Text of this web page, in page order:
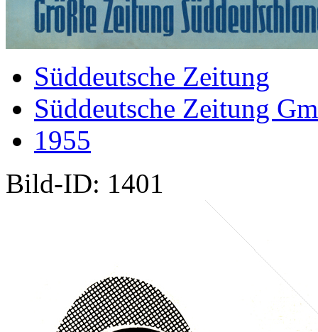
Süddeutsche Zeitung
Süddeutsche Zeitung
1955
Bild-ID: 1401